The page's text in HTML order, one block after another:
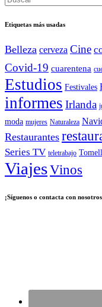
Etiquetas más usadas
Belleza cerveza Cine
Covid-19 cuarentena
Estudios Festivales
informes Irlanda
moda mujeres Naturaleza
Restaurantes
Series TV teletrabajo
ViajesVinos
¡Síguenos o contacta con